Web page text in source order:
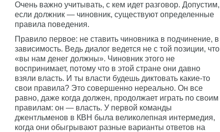
Очень важно учитывать, с кем идет разговор. Допустим,
если должник — чиновник, существуют определенные
правила поведения.
Правило первое: не ставить чиновника в подчинение, в
зависимость. Ведь диалог ведется не с той позиции, что
«вы нам денег должны». Чиновник этого не
воспринимает, потому что в этой стране они давно
взяли власть. И ты власти будешь диктовать какие-то
свои правила? Это совершенно нереально. Он все
равно, даже когда должен, продолжает играть по своим
правилам: он — власть. У первой команды
джентльменов в КВН была великолепная интермедия,
когда они обыгрывают разные варианты ответов на